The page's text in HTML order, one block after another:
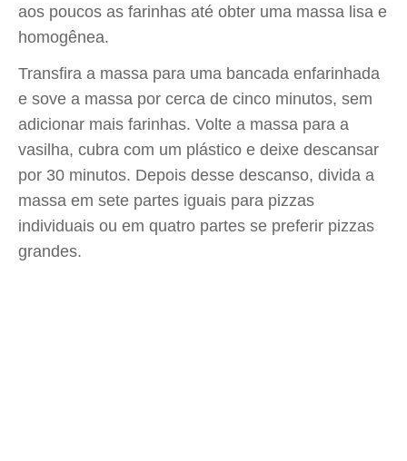
aos poucos as farinhas até obter uma massa lisa e
homogênea.
Transfira a massa para uma bancada enfarinhada
e sove a massa por cerca de cinco minutos, sem
adicionar mais farinhas. Volte a massa para a
vasilha, cubra com um plástico e deixe descansar
por 30 minutos. Depois desse descanso, divida a
massa em sete partes iguais para pizzas
individuais ou em quatro partes se preferir pizzas
grandes.